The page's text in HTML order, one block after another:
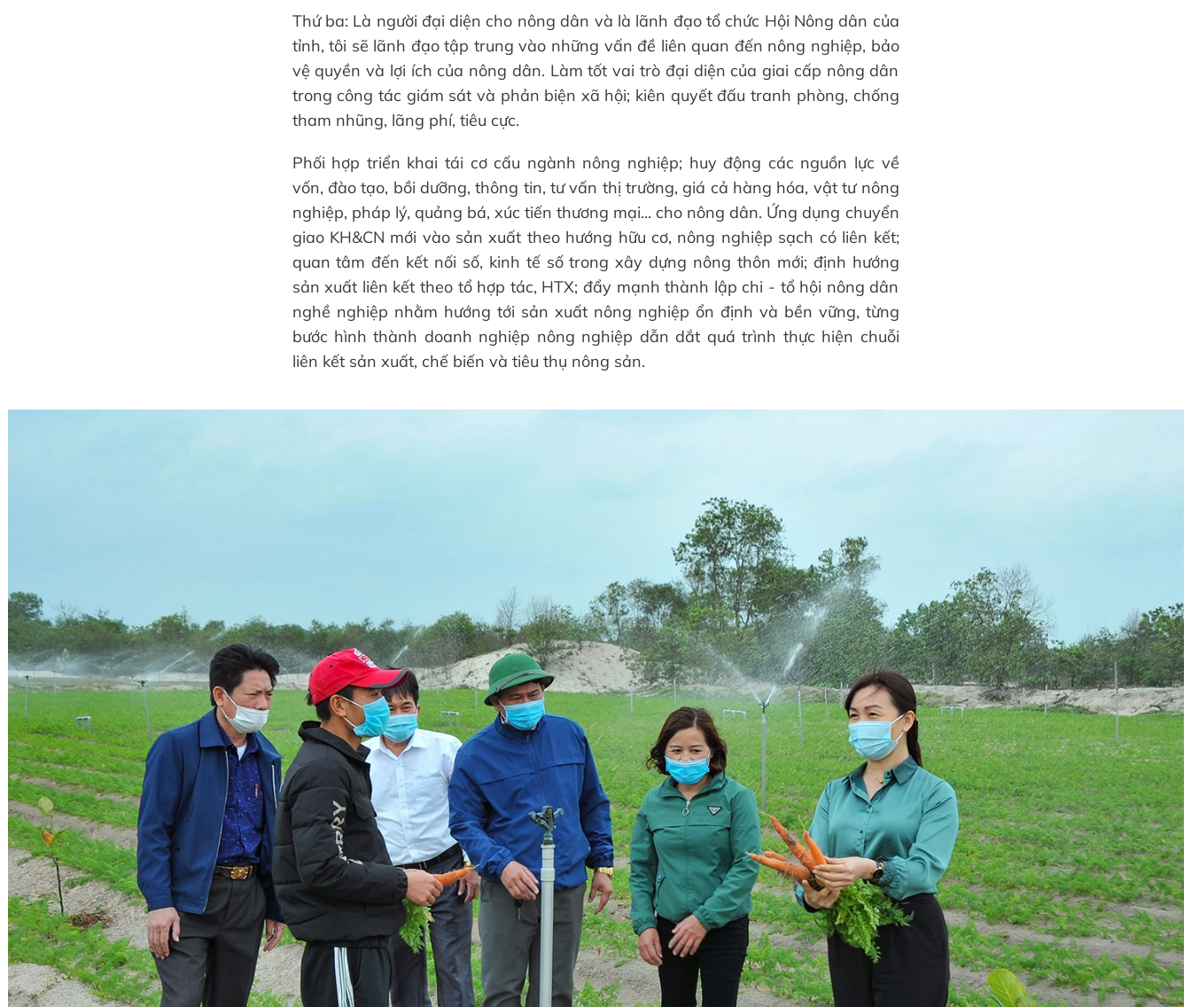
Thứ ba: Là người đại diện cho nông dân và là lãnh đạo tổ chức Hội Nông dân của
tỉnh, tôi sẽ lãnh đạo tập trung vào những vấn đề liên quan đến nông nghiệp, bảo
vệ quyền và lợi ích của nông dân. Làm tốt vai trò đại diện của giai cấp nông dân
trong công tác giám sát và phản biện xã hội; kiên quyết đấu tranh phòng, chống
tham nhũng, lãng phí, tiêu cực.
Phối hợp triển khai tái cơ cấu ngành nông nghiệp; huy động các nguồn lực về
vốn, đào tạo, bồi dưỡng, thông tin, tư vấn thị trường, giá cả hàng hóa, vật tư nông
nghiệp, pháp lý, quảng bá, xúc tiến thương mại... cho nông dân. Ứng dụng chuyển
giao KH&CN mới vào sản xuất theo hướng hữu cơ, nông nghiệp sạch có liên kết;
quan tâm đến kết nối số, kinh tế số trong xây dựng nông thôn mới; định hướng
sản xuất liên kết theo tổ hợp tác, HTX; đẩy mạnh thành lập chi - tổ hội nông dân
nghề nghiệp nhằm hướng tới sản xuất nông nghiệp ổn định và bền vững, từng
bước hình thành doanh nghiệp nông nghiệp dẫn dắt quá trình thực hiện chuỗi
liên kết sản xuất, chế biến và tiêu thụ nông sản.